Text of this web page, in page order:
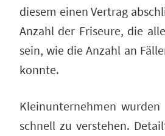
diesem einen Vertrag
Anzahl der Friseure, die
sein, wie die Anzahl an
konnte.
Kleinunternehmen
schnell zu verstehen.